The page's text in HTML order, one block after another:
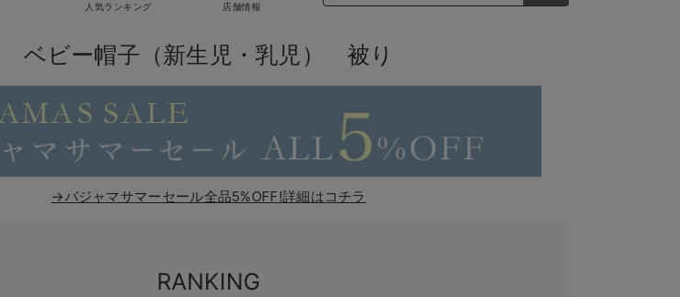
人気ランキング 店舗情報
ベビー帽子（新生児・乳児） 被り
→パジャマサマーセール全品5%OFF!詳細はコチラ
RANKING